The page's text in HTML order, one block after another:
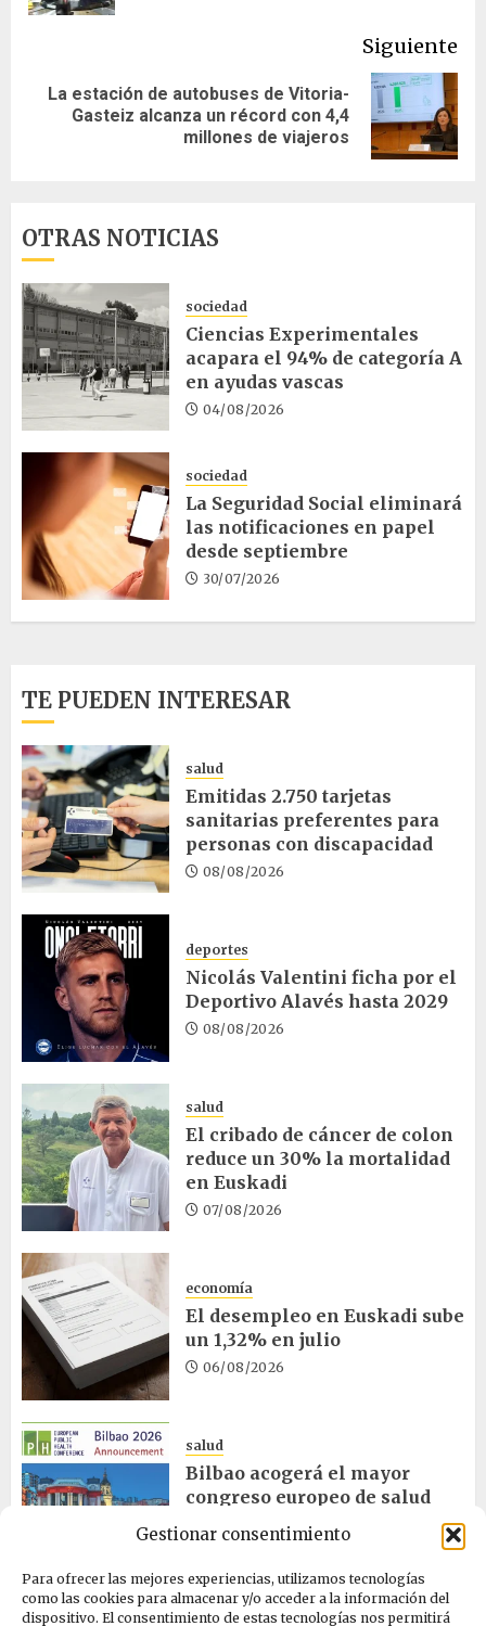
Gestionar consentimiento
Para ofrecer las mejores experiencias, utilizamos tecnologías
como las cookies para almacenar y/o acceder a la información del
dispositivo. El consentimiento de estas tecnologías nos permitirá
Siguiente
Siguiente
La estación de autobuses de Vitoria-
Gasteiz alcanza un récord con 4,4
millones de viajeros
OTRAS NOTICIAS
sociedad
Ciencias Experimentales
acapara el 94% de categoría A
en ayudas vascas
04/08/2026
sociedad
La Seguridad Social eliminará
las notificaciones en papel
desde septiembre
30/07/2026
TE PUEDEN INTERESAR
salud
Emitidas 2.750 tarjetas
sanitarias preferentes para
personas con discapacidad
08/08/2026
deportes
Nicolás Valentini ficha por el
Deportivo Alavés hasta 2029
08/08/2026
salud
El cribado de cáncer de colon
reduce un 30% la mortalidad
en Euskadi
07/08/2026
economía
El desempleo en Euskadi sube
un 1,32% en julio
06/08/2026
salud
Bilbao acogerá el mayor
congreso europeo de salud
pública en noviembre